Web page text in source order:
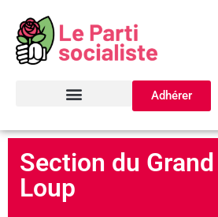
Adhérer
Section du
Loup